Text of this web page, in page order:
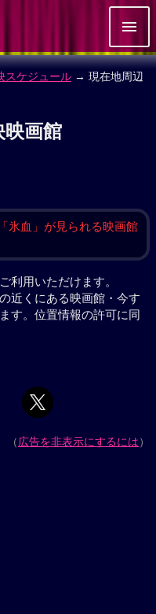
スケジュール → 現在地周辺
映画館
氷血」が見られる映画館
利用いただけます。
近くにある映画館・今す
す。位置情報の許可に同
（広告を非表示にするには）